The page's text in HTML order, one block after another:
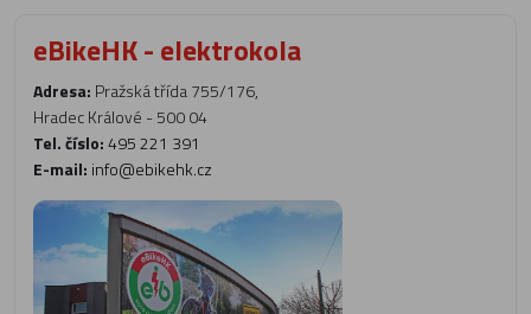
eBikeHK - elektrokola
Adresa: Pražská třída 755/176,
Hradec Králové - 500 04
Tel. číslo:495 221 391
E-mail: info@ebikehk.cz